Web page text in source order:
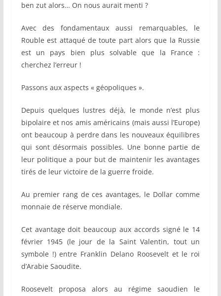
ben zut alors… On nous aurait menti ?
Avec des fondamentaux aussi remarquables, le
Rouble est attaqué de toute part alors que la Russie
est un pays bien plus solvable que la France :
cherchez l’erreur !
Passons aux aspects « géopoliques ».
Depuis quelques lustres déjà, le monde n’est plus
bipolaire et nos amis américains (mais aussi l’Europe)
ont beaucoup à perdre dans les nouveaux équilibres
qui sont désormais possibles. Une bonne partie de
leur politique a pour but de maintenir les avantages
tirés de leur victoire de la guerre froide.
Au premier rang de ces avantages, le Dollar comme
monnaie de réserve mondiale.
Cet avantage doit beaucoup aux accords signé le 14
février 1945 (le jour de la Saint Valentin, tout un
symbole !) entre Franklin Delano Roosevelt et le roi
d’Arabie Saoudite.
Roosevelt proposa alors au régime saoudien le